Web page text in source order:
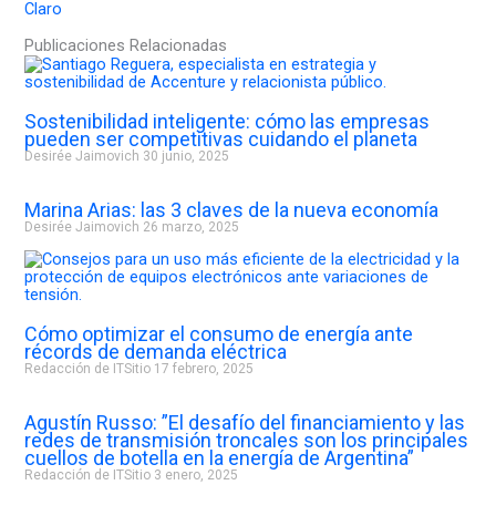
Claro
Publicaciones Relacionadas
Sostenibilidad inteligente: cómo las empresas
pueden ser competitivas cuidando el planeta
Desirée Jaimovich 30 junio, 2025
Marina Arias: las 3 claves de la nueva economía
Desirée Jaimovich 26 marzo, 2025
Cómo optimizar el consumo de energía ante
récords de demanda eléctrica
Redacción de ITSitio 17 febrero, 2025
Agustín Russo: ”El desafío del financiamiento y las
redes de transmisión troncales son los principales
cuellos de botella en la energía de Argentina”
Redacción de ITSitio 3 enero, 2025